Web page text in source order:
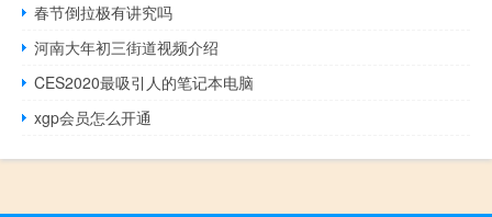
春节倒拉极有讲究吗
河南大年初三街道视频介绍
CES2020最吸引人的笔记本电脑
xgp会员怎么开通